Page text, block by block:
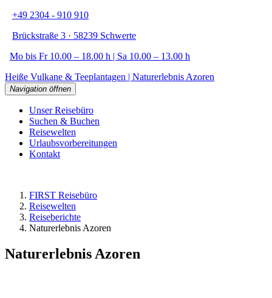
+49 2304 - 910 910
Brückstraße 3 · 58239 Schwerte
Mo bis Fr 10.00 – 18.00 h | Sa 10.00 – 13.00 h
Heiße Vulkane & Teeplantagen | Naturerlebnis Azoren
Navigation öffnen
Unser Reisebüro
Suchen & Buchen
Reisewelten
Urlaubsvorbereitungen
Kontakt
FIRST Reisebüro
Reisewelten
Reiseberichte
Naturerlebnis Azoren
Naturerlebnis Azoren